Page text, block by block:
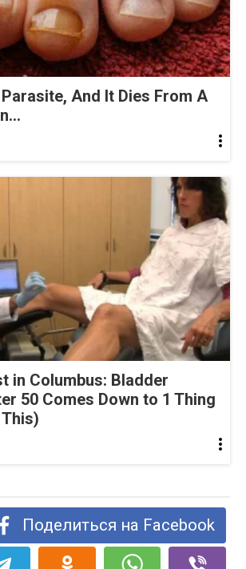
And It Dies From A
in Columbus: Bladder
50 Comes Down to 1 Thing
Поделиться на Facebook